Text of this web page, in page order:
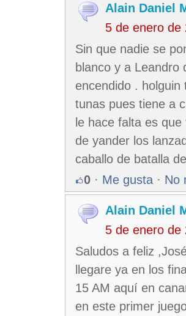
Alain Daniel
5 de enero de
Sin que nadie se
blanco y a Leandro
encendido .
tunas pues tiene a
le hace falta es
de yander los
caballo de batalla
0 · Me gusta · No
Alain Daniel
5 de enero de
Saludos a feliz
llegare ya en los
15 AM aquí en
en este primer